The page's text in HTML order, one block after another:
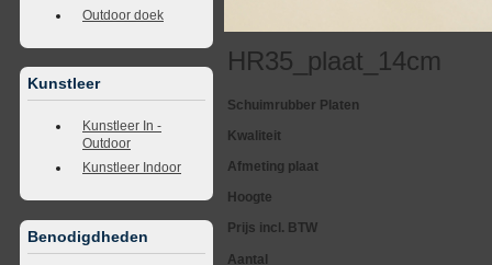
Outdoor doek
Kunstleer
Kunstleer In -
Outdoor
Kunstleer Indoor
Benodigdheden
HR35_plaat_14cm
Schuimrubber Platen
Kwaliteit
Afmeting plaat
Hoogte
Prijs incl. BTW
Aantal